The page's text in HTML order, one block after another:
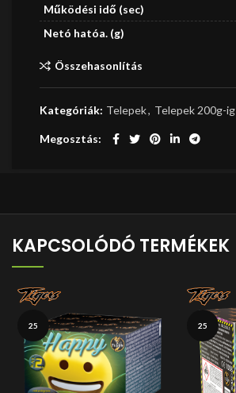
Működési idő (sec)
Netó hatóa. (g)
Összehasonlítás
Kategóriák: Telepek, Telepek 200g-ig
Megosztás
KAPCSOLÓDÓ TERMÉKEK
25 25